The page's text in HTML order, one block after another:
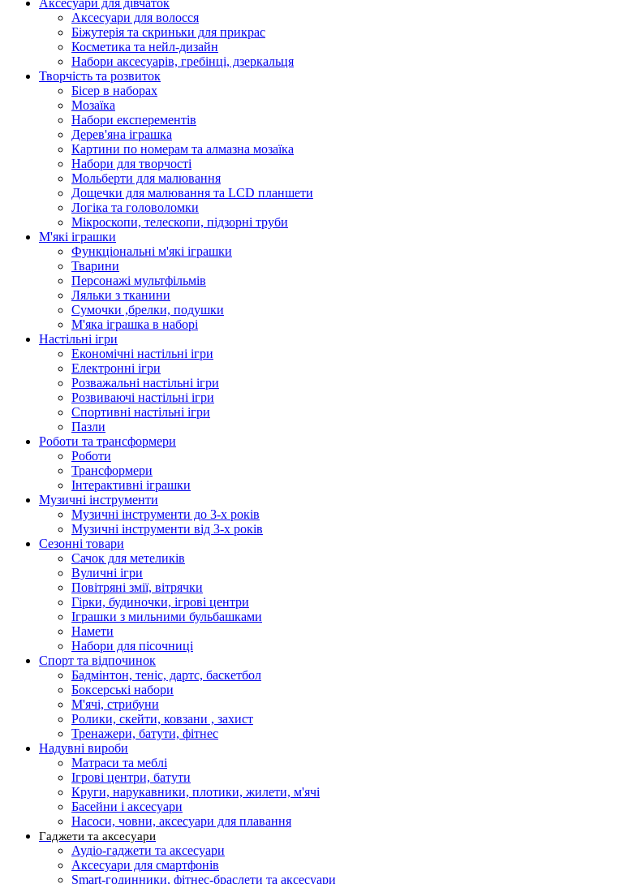
Аксесуари для дівчаток
Аксесуари для волосся
Біжутерія та скриньки для прикрас
Косметика та нейл-дизайн
Набори аксесуарів, гребінці, дзеркальця
Творчість та розвиток
Бісер в наборах
Мозаїка
Набори експерементів
Дерев'яна іграшка
Картини по номерам та алмазна мозаїка
Набори для творчості
Мольберти для малювання
Дощечки для малювання та LCD планшети
Логіка та головоломки
Мікроскопи, телескопи, підзорні труби
М'які іграшки
Функціональні м'які іграшки
Тварини
Персонажі мультфільмів
Ляльки з тканини
Сумочки ,брелки, подушки
М'яка іграшка в наборі
Настільні ігри
Економічні настільні ігри
Електронні ігри
Розважальні настільні ігри
Розвиваючі настільні ігри
Спортивні настільні ігри
Пазли
Роботи та трансформери
Роботи
Трансформери
Інтерактивні іграшки
Музичні інструменти
Музичні інструменти до 3-х років
Музичні інструменти від 3-х років
Сезонні товари
Сачок для метеликів
Вуличні ігри
Повітряні змії, вітрячки
Гірки, будиночки, ігрові центри
Іграшки з мильними бульбашками
Намети
Набори для пісочниці
Спорт та відпочинок
Бадмінтон, теніс, дартс, баскетбол
Боксерські набори
М'ячі, стрибуни
Ролики, скейти, ковзани , захист
Тренажери, батути, фітнес
Надувні вироби
Матраси та меблі
Ігрові центри, батути
Круги, нарукавники, плотики, жилети, м'ячі
Басейни і аксесуари
Насоси, човни, аксесуари для плавання
Гаджети та аксесуари
Аудіо-гаджети та аксесуари
Аксесуари для смартфонів
Smart-годинники, фітнес-браслети та аксесуари